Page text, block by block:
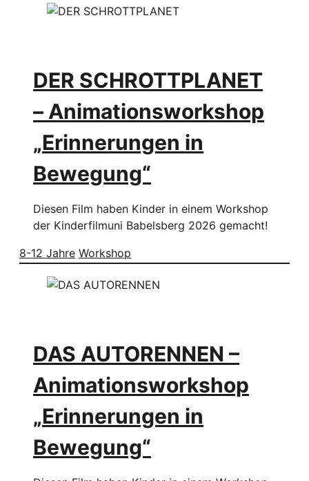
DER SCHROTTPLANET
– Animationsworkshop
„Erinnerungen in
Bewegung“
Diesen Film haben Kinder in einem Workshop
der Kinderfilmuni Babelsberg 2026 gemacht!
8-12 Jahre Workshop
DAS AUTORENNEN –
Animationsworkshop
„Erinnerungen in
Bewegung“